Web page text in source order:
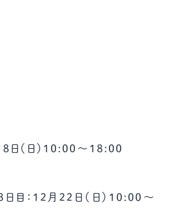
8日（日）10:00～18:00
目：12月22日（日）10:00～